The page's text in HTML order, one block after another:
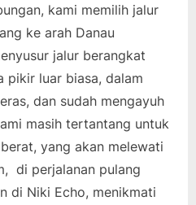
kami memilih jalur
ke arah Danau
jalur berangkat
pikir luar biasa, dalam
dan sudah mengayuh
masih tertantang untuk
yang akan melewati
di perjalanan pulang
di Niki Echo, menikmati